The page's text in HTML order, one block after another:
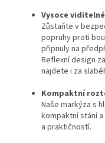
Vysoce
Zůstaňte v
popruhy proti
připnuly ​​na
Reflexní design
najdete i za
Kompaktní
Naše markýza s
kompaktní stání
a praktičností.